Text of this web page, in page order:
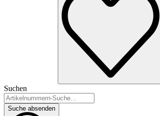
Suchen
Suche absenden